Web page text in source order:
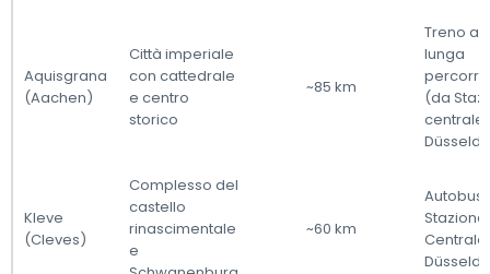
Aquisgrana
(Aachen)
Città imperiale
con cattedrale
e centro
storico
~85 km
Treno a
lunga
(da
centrale
Kleve
(Cleves)
Complesso del
castello
rinascimentale
e
~60 km
Autobus
Stazione
Centrale